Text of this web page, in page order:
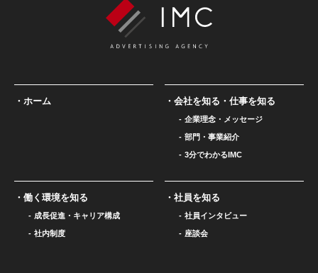
ホーム 会社を知る・仕事を知る
企業理念・メッセージ
部門・事業紹介
3分でわかるIMC
働く環境を知る
成長促進・キャリア構成
社内制度
社員を知る
社員インタビュー
座談会